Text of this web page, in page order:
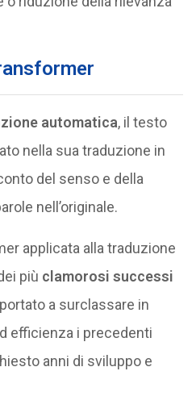
automatica, il testo
nella sua traduzione in
del senso e della
nell’originale.
applicata alla traduzione
più clamorosi successi
a surclassare in
efficienza i precedenti
anni di sviluppo e